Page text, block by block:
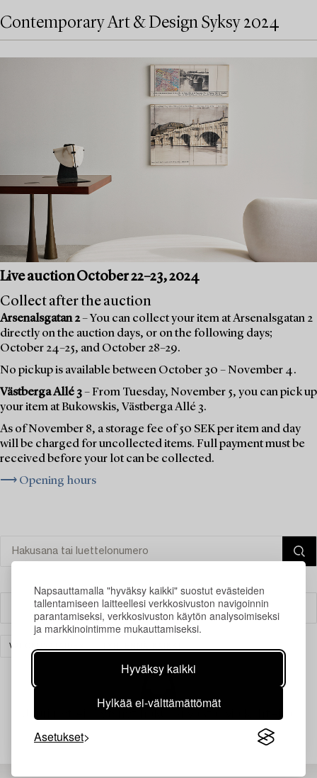
Napsauttamalla "hyväksy kaikki" suostut evästeiden
tallentamiseen laitteellesi verkkosivuston navigoinnin
parantamiseksi, verkkosivuston käytön analysoimiseksi
ja markkinointimme mukauttamiseksi.
Hyväksy kaikki
Hylkää ei-välttämättömät
Asetukset
Contemporary Art & Design Syksy 2024
Live auction October 22–23, 2024
Collect after the auction
Arsenalsgatan 2– You can collect your item at Arsenalsgatan 2
directly on the auction days, or on the following days;
October 24–25, and October 28–29.
No pickup is available between October 30 – November 4.
Västberga Allé 3– From Tuesday, November 5, you can pick up
your item at Bukowskis, Västberga Allé 3.
As of November 8, a storage fee of 50 SEK per item and day
will be charged for uncollected items. Full payment must be
received before your lot can be collected.
⟶ Opening hours
Suodatin
VALOKUVATAIDE
Juuri nyt ei löytynyt hakuasi vastaavia kohteita.